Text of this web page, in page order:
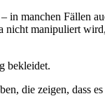
in manchen Fällen
nicht manipuliert
bekleidet.
die zeigen,